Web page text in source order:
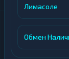
Лимасоле
Обмен